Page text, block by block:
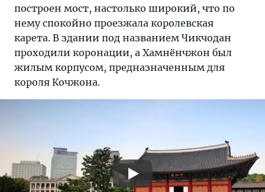
построен мост, настолько широкий, что по
нему спокойно проезжала королевская
карета. В здании под названием Чикчодан
проходили коронации, а Хамнёнчжон был
жилым корпусом, предназначенным для
короля Кочжона.